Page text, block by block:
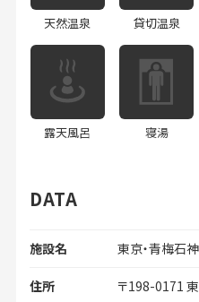
天然温泉 貸切温泉
露天風呂 寝湯
DATA
施設名 東京・青梅石
住所 〒198-0171